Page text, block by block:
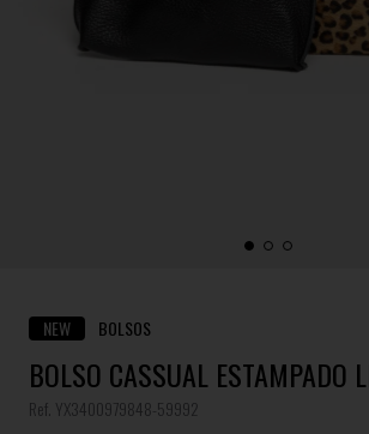
NEW BOLSOS
BOLSO CASSUAL ESTAMPADO
Ref. YX3400979848-59992